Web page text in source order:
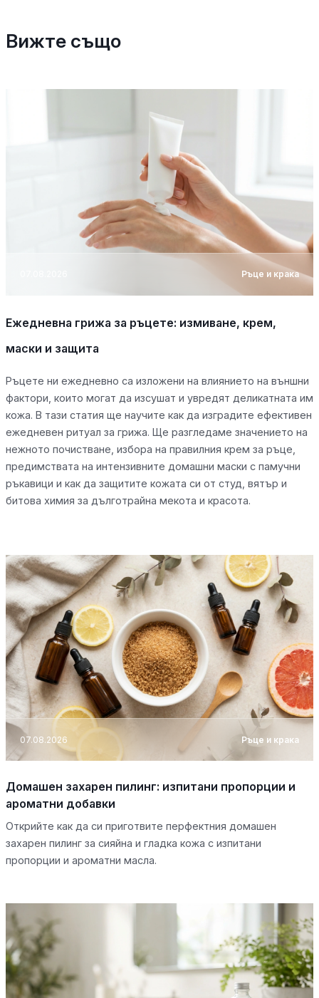
Вижте също
Ръце и крака
Ежедневна грижа за ръцете: измиване, крем,
маски и защита
Ръцете ни ежедневно са изложени на влиянието на външни
фактори, които могат да изсушат и увредят деликатната им
кожа. В тази статия ще научите как да изградите ефективен
ежедневен ритуал за грижа. Ще разгледаме значението на
нежното почистване, избора на правилния крем за ръце,
предимствата на интензивните домашни маски с памучни
ръкавици и как да защитите кожата си от студ, вятър и
битова химия за дълготрайна мекота и красота.
07.08.2026 Ръце и крака
Домашен захарен пилинг: изпитани пропорции и
ароматни добавки
Открийте как да си приготвите перфектния домашен
захарен пилинг за сияйна и гладка кожа с изпитани
пропорции и ароматни масла.